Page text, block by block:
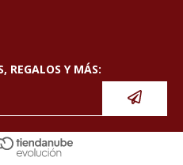
REGALOS Y MÁS: